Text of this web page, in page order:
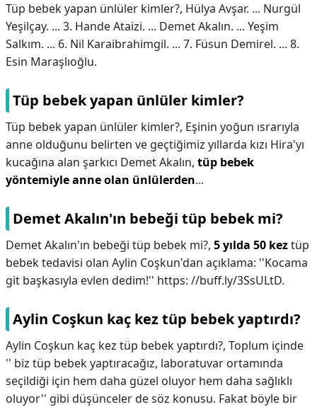
Tüp bebek yapan ünlüler kimler?, Hülya Avşar. ... Nurgül
Yeşilçay. ... 3. Hande Ataizi. ... Demet Akalın. ... Yeşim
Salkım. ... 6. Nil Karaibrahimgil. ... 7. Füsun Demirel. ... 8.
Esin Maraşlıoğlu.
Tüp bebek yapan ünlüler kimler?
Tüp bebek yapan ünlüler kimler?, Eşinin yoğun ısrarıyla
anne olduğunu belirten ve geçtiğimiz yıllarda kızı Hira'yı
kucağına alan şarkıcı Demet Akalın, tüp bebek
yöntemiyle anne olan ünlülerden...
Demet Akalın'ın bebeği tüp bebek mi?
Demet Akalın'ın bebeği tüp bebek mi?, 5 yılda 50 keztüp
bebek tedavisi olan Aylin Coşkun'dan açıklama: ''Kocama
git başkasıyla evlen dedim!'' https: //buff.ly/3SsULtD.
Aylin Coşkun kaç kez tüp bebek yaptırdı?
Aylin Coşkun kaç kez tüp bebek yaptırdı?, Toplum içinde
'' biz tüp bebek yaptıracağız, laboratuvar ortamında
seçildiği için hem daha güzel oluyor hem daha sağlıklı
oluyor'' gibi düşünceler de söz konusu. Fakat böyle bir